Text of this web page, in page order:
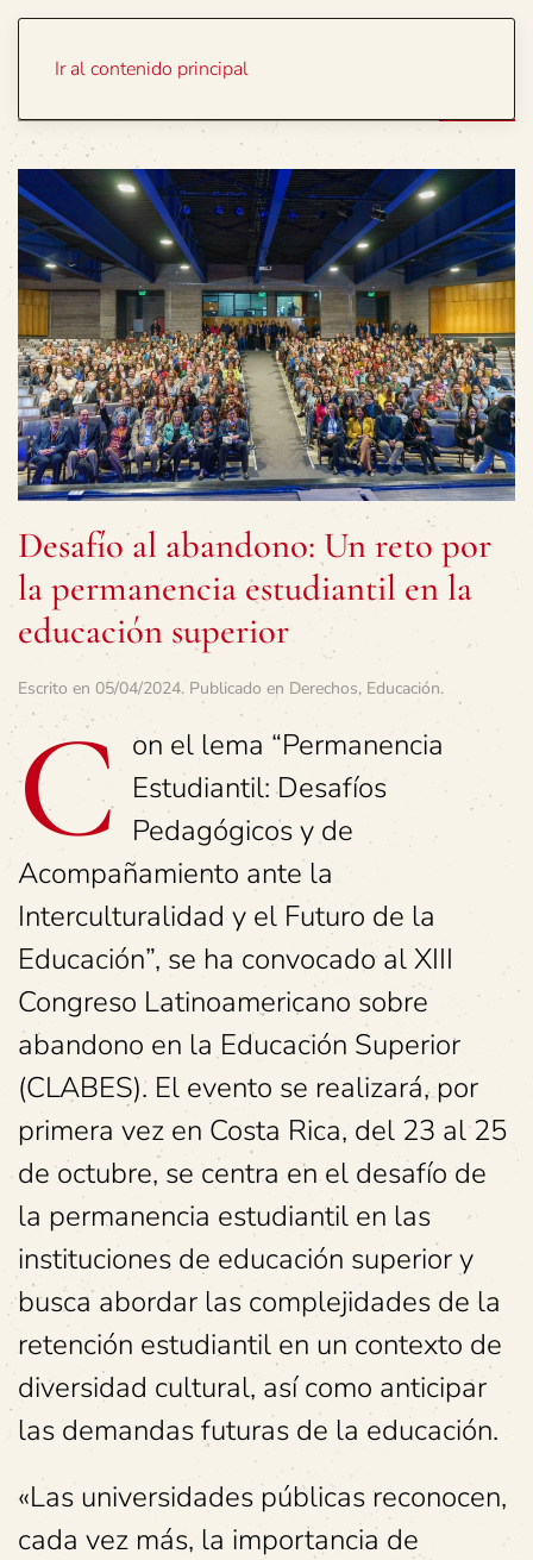
Ir al contenido principal
Desafío al abandono: Un reto por
la permanencia estudiantil en la
educación superior
Escrito en 05/04/2024. Publicado en Derechos, Educación.
C on el lema “Permanencia
Estudiantil: Desafíos
Pedagógicos y de
Acompañamiento ante la
Interculturalidad y el Futuro de la
Educación”, se ha convocado al XIII
Congreso Latinoamericano sobre
abandono en la Educación Superior
(CLABES). El evento se realizará, por
primera vez en Costa Rica, del 23 al 25
de octubre, se centra en el desafío de
la permanencia estudiantil en las
instituciones de educación superior y
busca abordar las complejidades de la
retención estudiantil en un contexto de
diversidad cultural, así como anticipar
las demandas futuras de la educación.
«Las universidades públicas reconocen,
cada vez más, la importancia de